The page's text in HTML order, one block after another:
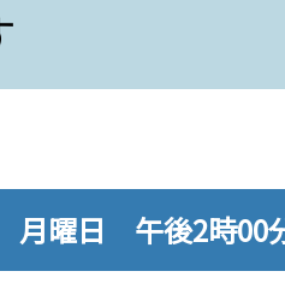
月曜日 午後2時00